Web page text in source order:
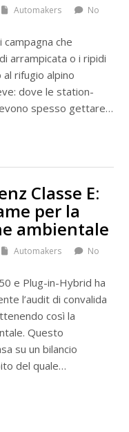
Automakers
No
che
arrampicata o i ripidi
rifugio alpino
dove le station-
spesso gettare…
Classe E:
per la
ambientale
Automakers
No
e Plug-in-Hybrid ha
l’audit di convalida
così la
Questo
su un bilancio
del quale…